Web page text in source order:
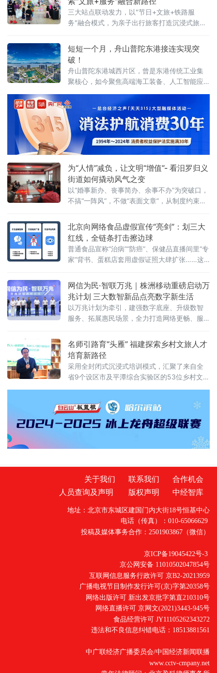
三大站点联动发力，以"节日+文旅+铁路服
务"融合模式，为亲子出行旅客打造沉浸式旅途
站、武汉东站设联动分会场，重点面向环线列
车亲子出行旅客打造特色服务。活动前期，车
站依
短短一个月，舟山普陀东港接连实现突
破！
舟山普陀东港城西片区，曾是东港传统工业集
聚核心，如今聚焦高端海工装备、人工智能应
批优质企业相继落地，汽车零售总部集聚区也
加速成型，新能源汽车集合店二期等关键项目
稳步推进，发展动能持续增强。
为“人情”减负，让文明“增值”- 看汨罗归义
街道如何撬动风气之变
以“婚事新办、丧事简办、余事不办”为突破口，
不搞“一阵风”，不做“表面文章”，从制度约束到
常，走出一条系统化、常态化的移
北京向网络食品虚假宣传“亮剑”：划三大
红线，全链条打击擦边球
普通食品宣称“治病”“防癌”、保健品直播间里“专
家”背书、蛋糕店套用虚假证照大肆扩张……这
从源头到终端的精准打击。近日，北京市市场
监管局在全市范围内启动网络食品销售虚假宣
传专项整治行动，围绕网络食品销售全链条，
划设虚假商业营销、虚假违法广告、平台及直
播相关违法行为三大类“红线”，严厉查处各类虚
网信为民·智联万兆｜株洲移动重磅启动万
兆计划 三大数智新品点亮数字新生活
以万兆计划为牵引，建强数字底座、升级数智
服务、拓展惠民场景，全力打造网络更畅、服
贡献移动力量！
名师引路育“头雁” 福建探索乡村文旅人才
培育新路径
采用全封闭式沉浸式培训模式，汇聚了来自全
省9个设区市及平潭综合实验区的53位乡村文旅
关于我们 联系我们
合作机会
人员查询及声明
版权声明 中经智库
地址：北京市东城区建国门内大街18号恒基中心
电话（传真）：010-65066629
投稿及媒体事务合作：2501903867（微信）
京ICP备19045422号-3
京公网安备 11010502047854号
互联网信息服务行政许可 京B2-20213959
广播电视节目制作发行许可(京)字第20358号
网络出版许可 新出发京批字第直210310号
网络直播许可 京网文(2021)3443-945号
食品经营许可 JY11105262343272
违法和不良信息纠错电话：18513881561
中广联经济广播委员会/中国经济新闻联播
www.cctv-cmpany.net